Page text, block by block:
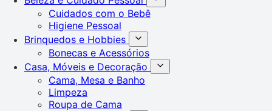
Cuidados com o Bebê
Higiene Pessoal
Brinquedos e Hobbies
Bonecas e Acessórios
Casa, Móveis e Decoração
Cama, Mesa e Banho
Limpeza
Roupa de Cama